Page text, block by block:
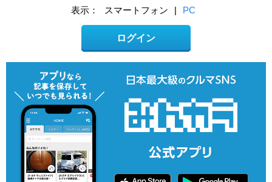
表示： スマートフォン | PC
ログイン